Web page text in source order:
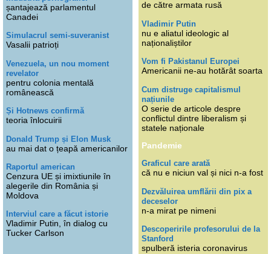
șantajează parlamentul
Canadei
Simulacrul semi-suveranist
Vasalii patrioți
Venezuela, un nou moment
revelator
pentru colonia mentală
românească
Și Hotnews confirmă
teoria înlocuirii
Donald Trump și Elon Musk
au mai dat o țeapă americanilor
Raportul american
Cenzura UE și imixtiunile în
alegerile din România și
Moldova
Interviul care a făcut istorie
Vladimir Putin, în dialog cu
Tucker Carlson
de către armata rusă
Vladimir Putin
nu e aliatul ideologic al
naționaliștilor
Vom fi Pakistanul Europei
Americanii ne-au hotărât soarta
Cum distruge capitalismul
națiunile
O serie de articole despre
conflictul dintre liberalism și
statele naționale
Pandemie
Graficul care arată
că nu e niciun val și nici n-a fost
Dezvăluirea umflării din pix a
deceselor
n-a mirat pe nimeni
Descoperirile profesorului de la
Stanford
spulberă isteria coronavirus